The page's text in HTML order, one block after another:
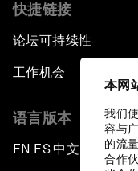
本网
我们
容与
的流
合作
快捷链接
论坛可持续性
工作机会
语言版本
EN ▪ES▪中文▪ 日本語